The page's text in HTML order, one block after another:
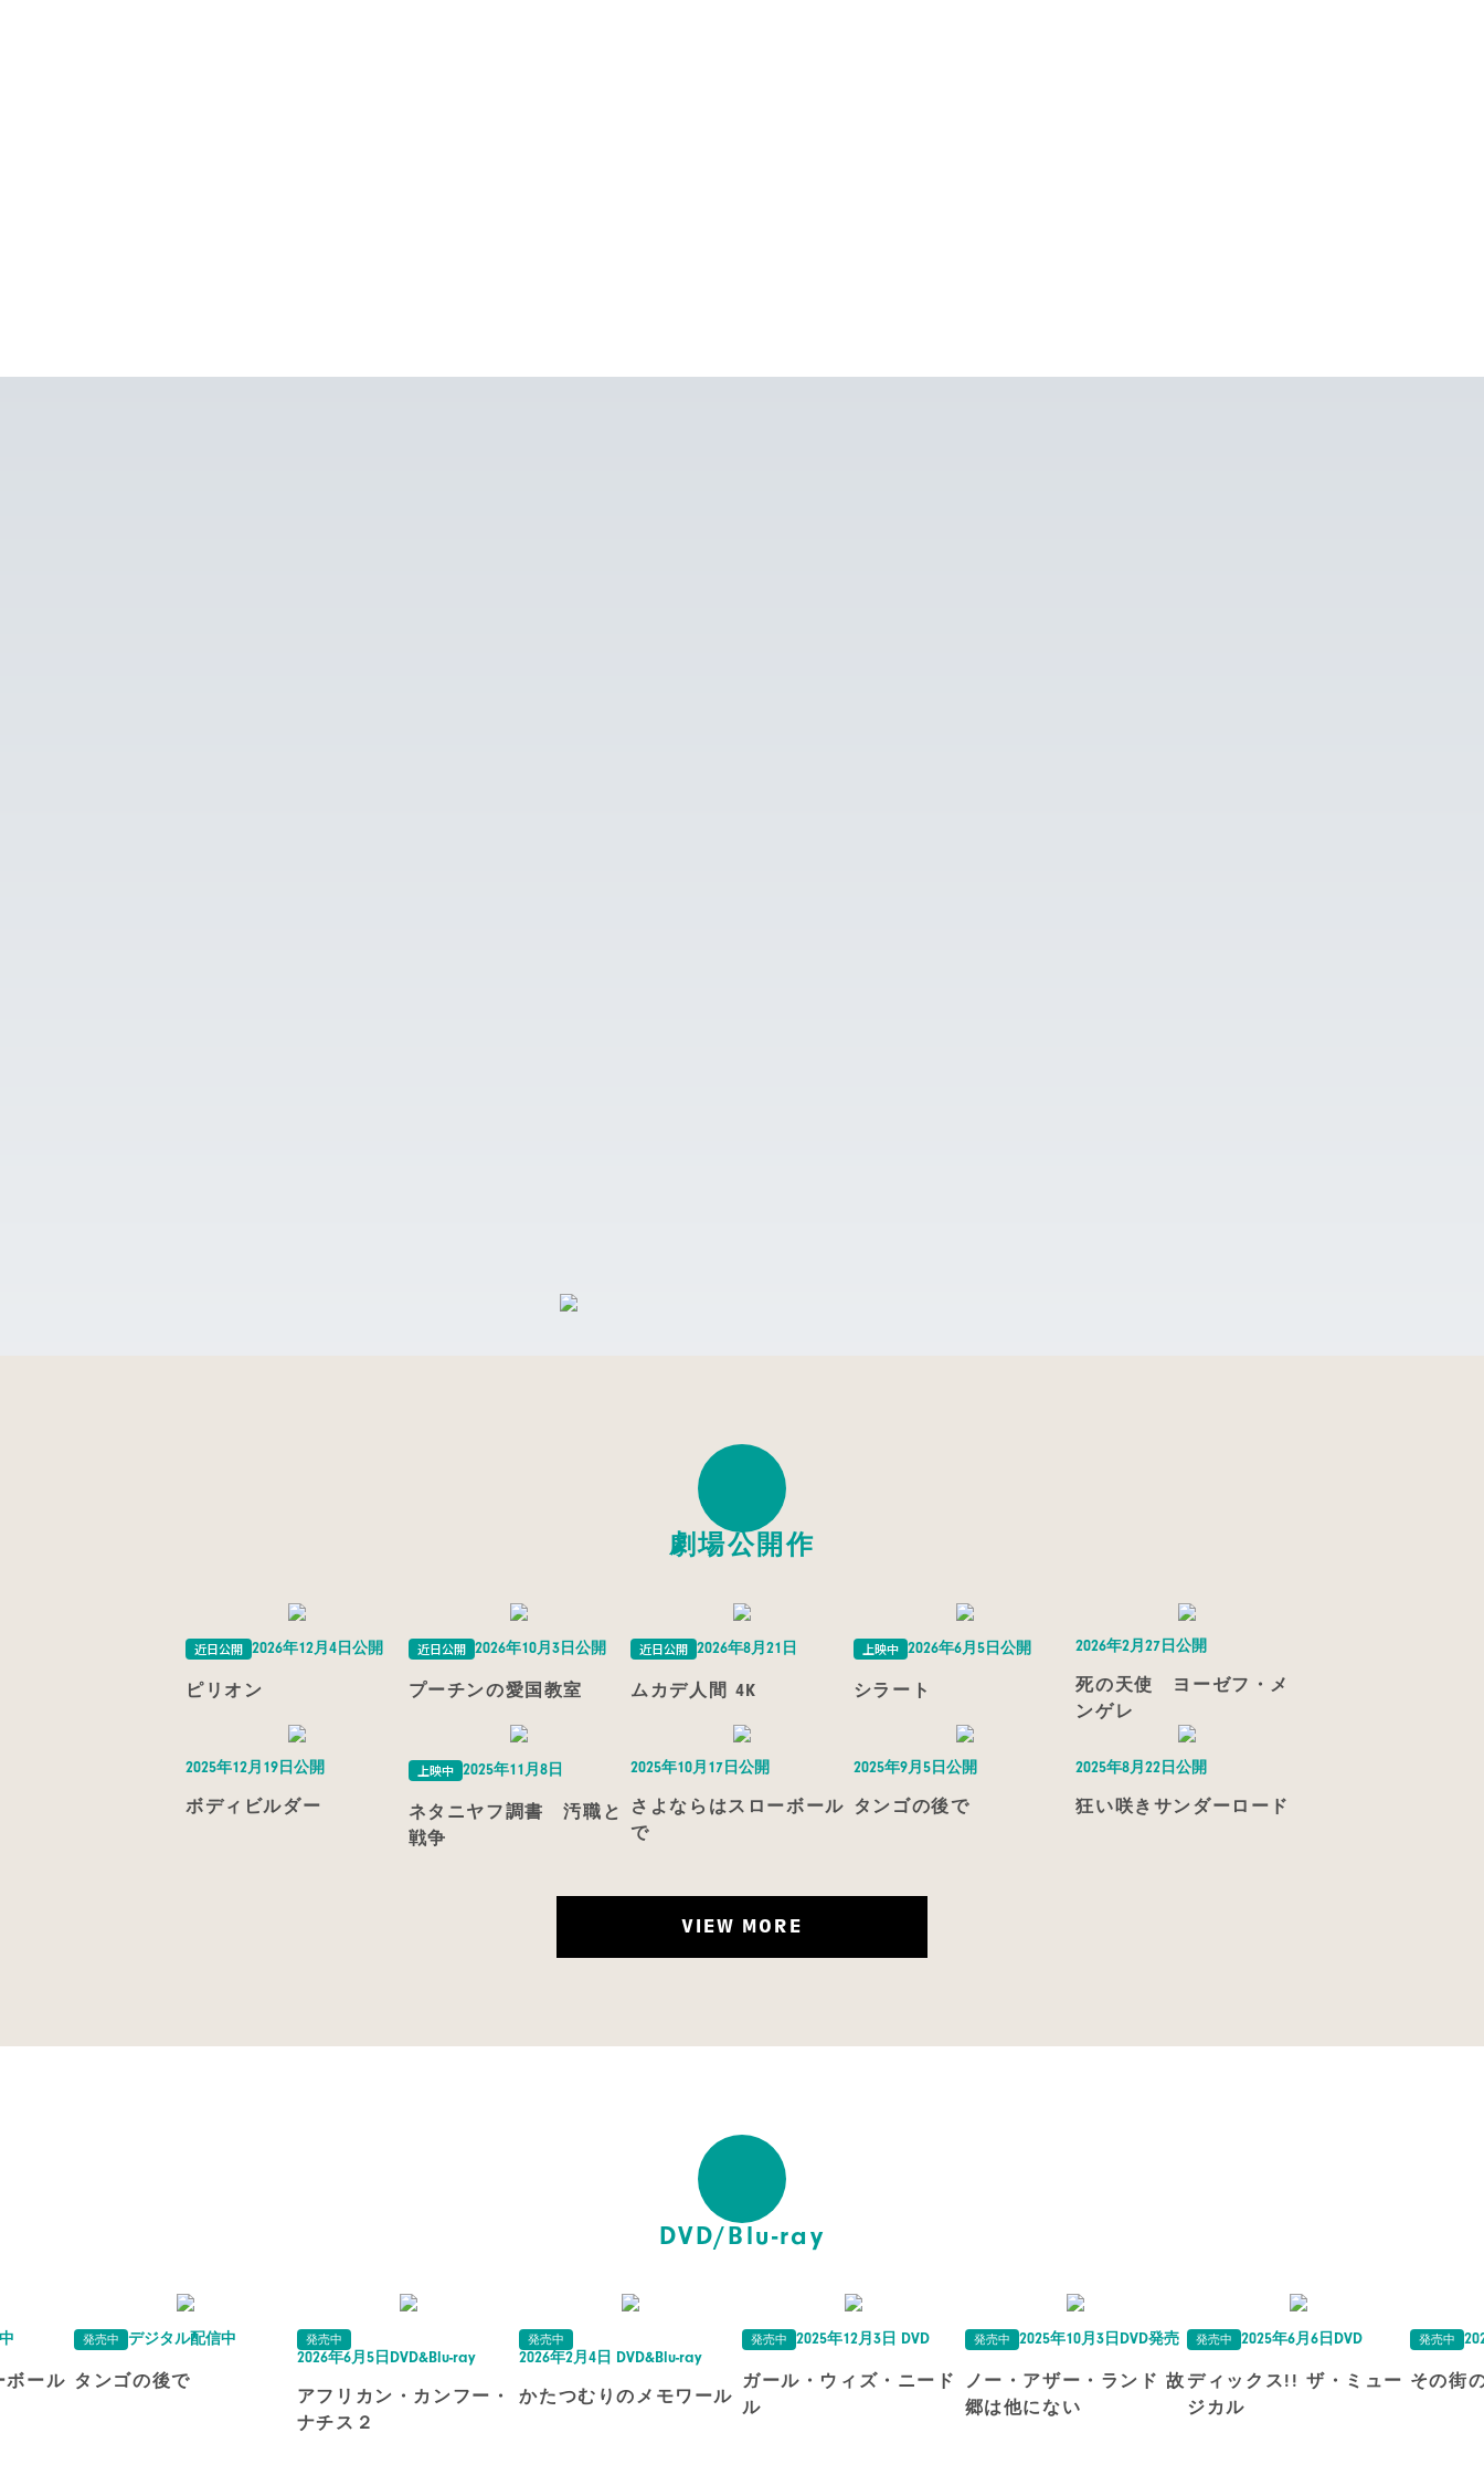
劇場公開作
近日公開 2026年12月4日公開
ピリオン
近日公開 2026年10月3日公開
プーチンの愛国教室
近日公開 2026年8月21日
ムカデ人間 4K
上映中 2026年6月5日公開
シラート
2026年2月27日公開
死の天使 ヨーゼフ・メ
ンゲレ
2025年12月19日公開
ボディビルダー
上映中 2025年11月8日
ネタニヤフ調書 汚職と
戦争
2025年10月17日公開
さよならはスローボール
で
2025年9月5日公開
タンゴの後で
2025年8月22日公開
狂い咲きサンダーロード
VIEW MORE
DVD/Blu-ray
ボール
発売中 デジタル配信中
タンゴの後で
発売中
2026年6月5日DVD&Blu-ray
アフリカン・カンフー・
ナチス２
発売中
2026年2月4日 DVD&Blu-ray
かたつむりのメモワール
発売中 2025年12月3日 DVD
ガール・ウィズ・ニード
ル
発売中 2025年10月3日DVD発売
ノー・アザー・ランド 故
郷は他にない
発売中 2025年6月6日DVD
ディックス!! ザ・ミュー
ジカル
発売中
その街